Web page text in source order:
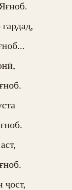
ҷост,